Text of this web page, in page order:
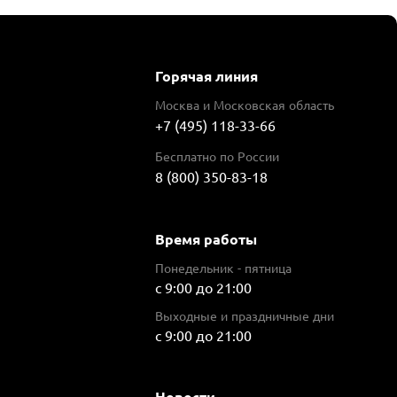
Горячая линия
Москва и Московская область
+7 (495) 118-33-66
Бесплатно по России
8 (800) 350-83-18
Время работы
Понедельник - пятница
с 9:00 до 21:00
Выходные и праздничные дни
с 9:00 до 21:00